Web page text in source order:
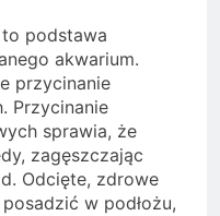
to podstawa
akwarium.
przycinanie
Przycinanie
sprawia, że
zagęszczając
Odcięte, zdrowe
w podłożu,